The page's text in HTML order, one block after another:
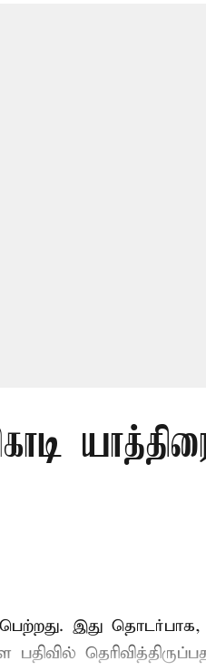
இது
பதிவில்